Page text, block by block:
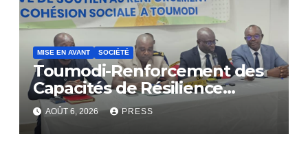
MISE EN AVANT SOCIÉTÉ
Toumodi-Renforcement des
Capacités de Résilience
Communautaire
AOÛT 6, 2026 PRESS